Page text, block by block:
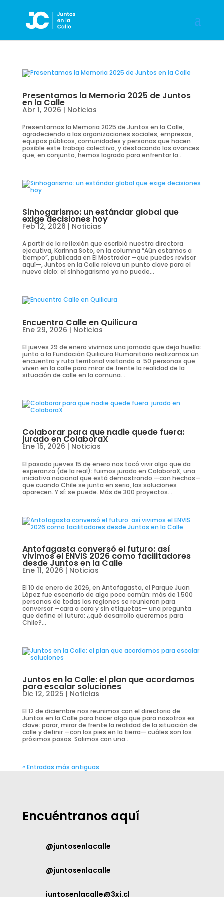
Presentamos la Memoria 2025 de Juntos
en la Calle
Abr 1, 2026 | Noticias
Presentamos la Memoria 2025 de Juntos en la Calle,
agradeciendo a las organizaciones sociales, empresas,
equipos públicos, comunidades y personas que hacen
posible este trabajo colectivo, y destacando los avances
que, en conjunto, hemos logrado para enfrentar la...
Sinhogarismo: un estándar global que
exige decisiones hoy
Feb 12, 2026 | Noticias
A partir de la reflexión que escribió nuestra directora
ejecutiva, Karinna Soto, en la columna “Aún estamos a
tiempo”, publicada en El Mostrador —que puedes revisar
aquí—, Juntos en la Calle releva un punto clave para el
nuevo ciclo: el sinhogarismo ya no puede...
Encuentro Calle en Quilicura
Ene 29, 2026 | Noticias
El jueves 29 de enero vivimos una jornada que deja huella:
junto a la Fundación Quilicura Humanitario realizamos un
encuentro y ruta territorial visitando a 50 personas que
viven en la calle para mirar de frente la realidad de la
situación de calle en la comuna....
Colaborar para que nadie quede fuera:
jurado en ColaboraX
Ene 15, 2026 | Noticias
El pasado jueves 15 de enero nos tocó vivir algo que da
esperanza (de la real): fuimos jurado en ColaboraX, una
iniciativa nacional que está demostrando —con hechos—
que cuando Chile se junta en serio, las soluciones
aparecen. Y sí: se puede. Más de 300 proyectos...
Antofagasta conversó el futuro: así
vivimos el ENVIS 2026 como facilitadores
desde Juntos en la Calle
Ene 11, 2026 | Noticias
El 10 de enero de 2026, en Antofagasta, el Parque Juan
López fue escenario de algo poco común: más de 1.500
personas de todas las regiones se reunieron para
conversar —cara a cara y sin etiquetas— una pregunta
que define el futuro: ¿qué desarrollo queremos para
Chile?...
Juntos en la Calle: el plan que acordamos
para escalar soluciones
Dic 12, 2025 | Noticias
El 12 de diciembre nos reunimos con el directorio de
Juntos en la Calle para hacer algo que para nosotros es
clave: parar, mirar de frente la realidad de la situación de
calle y definir —con los pies en la tierra— cuáles son los
próximos pasos. Salimos con una...
« Entradas más antiguas
Encuéntranos aquí
@juntosenlacalle
@juntosenlacalle
juntosenlacalle@3xi.cl